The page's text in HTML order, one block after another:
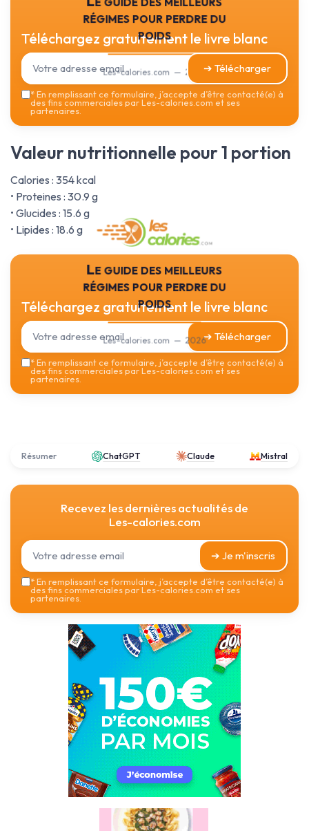
régimes pour perdre du
poids
Les-calories.com — 2026
Téléchargez gratuitement le livre blanc
➔ Télécharger
*En remplissant ce formulaire, j’accepte d’être contacté(e) à
des fins commerciales par Les-calories.com et ses
partenaires.
Valeur nutritionnelle pour 1 portion
Calories : 354 kcal
• Proteines : 30.9 g
• Glucides : 15.6 g
• Lipides : 18.6 g
Le guide des meilleurs
régimes pour perdre du
poids
Les-calories.com — 2026
Téléchargez gratuitement le livre blanc
➔ Télécharger
*En remplissant ce formulaire, j’accepte d’être contacté(e) à
des fins commerciales par Les-calories.com et ses
partenaires.
Résumer ChatGPT Claude Mistral
Recevez les dernières actualités de
Les-calories.com
➔ Je m'inscris
*En remplissant ce formulaire, j’accepte d’être contacté(e) à
des fins commerciales par Les-calories.com et ses
partenaires.